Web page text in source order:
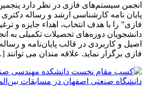
انجمن سیستم‌های فازی در نظر دارد
پایان نامه کارشناسی­ ارشد و رساله
فازی” را با هدف انتخاب، اهداء جایزه و
دانشجویان دوره‌های تحصیلات تکمیلی به
اصیل و کاربردی در قالب پایان‌نامه و
فازی برگزار نماید. علاقه مندان می